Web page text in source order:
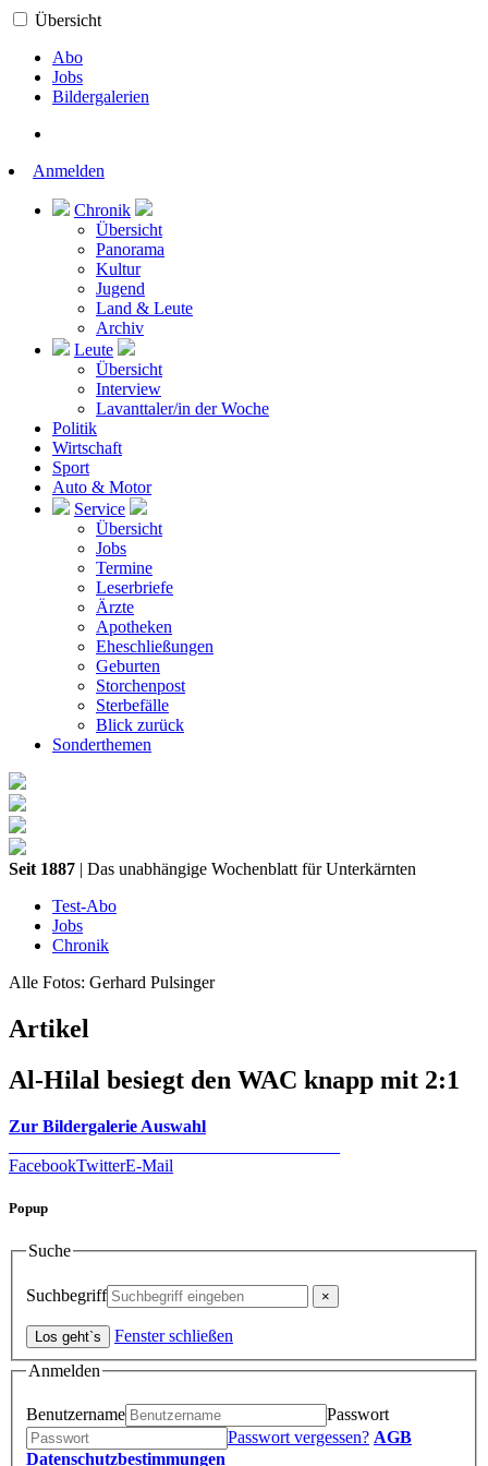
Übersicht
Abo
Jobs
Bildergalerien
Anmelden
Chronik
Übersicht
Panorama
Kultur
Jugend
Land & Leute
Archiv
Leute
Übersicht
Interview
Lavanttaler/in der Woche
Politik
Wirtschaft
Sport
Auto & Motor
Service
Übersicht
Jobs
Termine
Leserbriefe
Ärzte
Apotheken
Eheschließungen
Geburten
Storchenpost
Sterbefälle
Blick zurück
Sonderthemen
Seit 1887 | Das unabhängige Wochenblatt für Unterkärnten
Test-Abo
Jobs
Chronik
Alle Fotos: Gerhard Pulsinger
Artikel
Al-Hilal besiegt den WAC knapp mit 2:1
Zur Bildergalerie Auswahl
FacebookTwitterE-Mail
Popup
Suche
Suchbegriff
Fenster schließen
Anmelden
Benutzername
Passwort
Passwort vergessen? AGB
Datenschutzbestimmungen